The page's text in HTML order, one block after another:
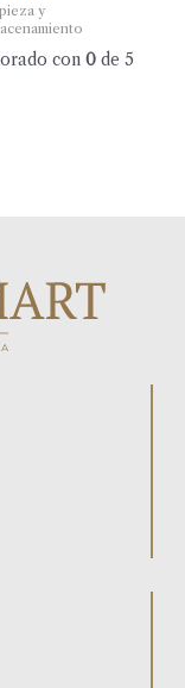
y
con 0de 5